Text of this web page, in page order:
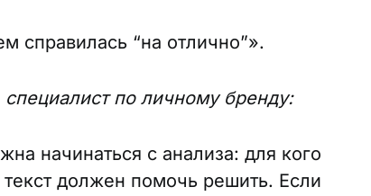
справилась “на отлично”».
по личному бренду:
начинаться с анализа: для кого
должен помочь решить. Если